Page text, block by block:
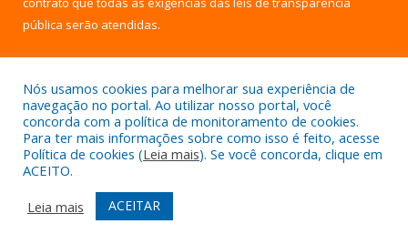
pública serão atendidas.
Todos os direitos reservados a Câmara Municipal de Uruará.
Mapa do Site
Acessar Área Administrativa
Acessar Webmail
Nós usamos cookies para melhorar sua experiência de
navegação no portal. Ao utilizar nosso portal, você
concorda com a política de monitoramento de cookies.
Para ter mais informações sobre como isso é feito, acesse
Política de cookies (Leia mais). Se você concorda, clique em
ACEITO.
Leia mais
ACEITAR